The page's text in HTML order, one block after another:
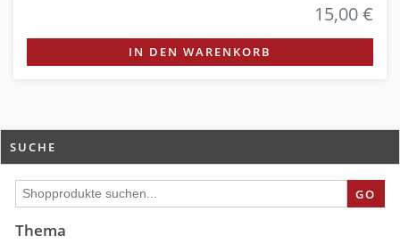
15,00 €
IN DEN WARENKORB
SUCHE
GO
Thema